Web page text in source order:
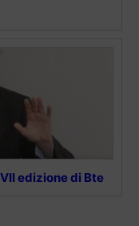
edizione di Bte